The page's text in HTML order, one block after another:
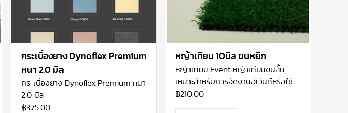
กระเบื้องยาง Dynoflex Premium
หนา 2.0 มิล
กระเบื้องยาง Dynoflex Premium หนา
2.0 มิล
฿375.00
หญ้าเทียม 10มิล ขนหยิก
หญ้าเทียม Event หญ้าเทียมขนสั้น
เหมาะสำหรับการจัดงานอีเว้นท์หรือใช้ปู
ชั่วคราว หรือใช้สำหรับพื้นที่ในร่ม ผลิต
฿210.00